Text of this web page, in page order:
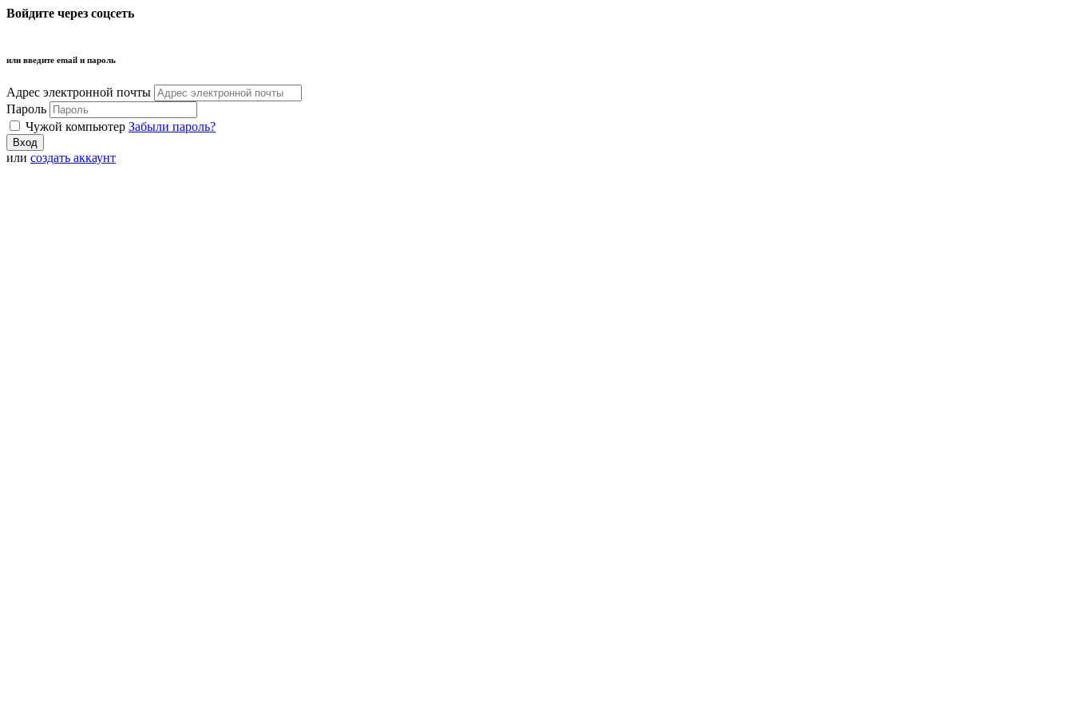
Войдите через соцсеть
или введите email и пароль
Адрес электронной почты
Пароль
Чужой компьютер Забыли пароль?
или создать аккаунт